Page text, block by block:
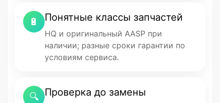
🔋 Понятные классы запчастей
HQ и оригинальный AASP при
наличии; разные сроки гарантии по
условиям сервиса.
🔍 Проверка до замены